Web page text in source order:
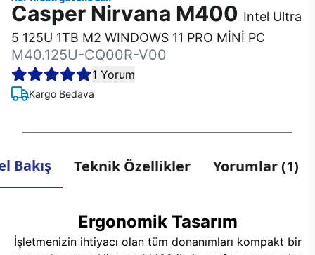
Casper Nirvana M400 Intel Ultra
5 125U 1TB M2 WINDOWS 11 PRO MİNİ PC
M40.125U-CQ00R-V00
1 Yorum
Kargo Bedava
Bakış Teknik Özellikler Yorumlar (1)
Ergonomik Tasarım
İşletmenizin ihtiyacı olan tüm donanımları kompakt bir